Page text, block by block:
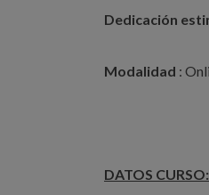
Dedicación
Modalidad :
DATOS CURSO: